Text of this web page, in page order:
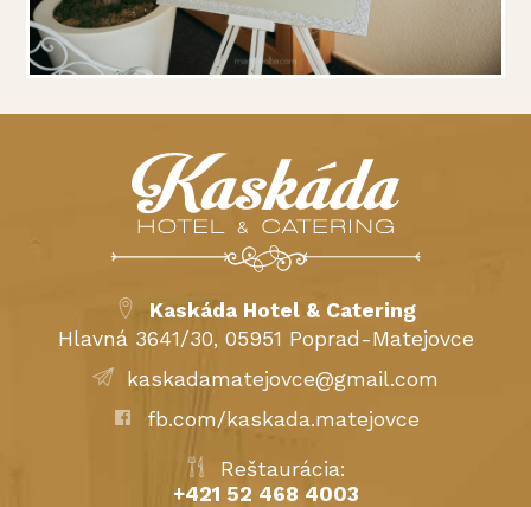
Kaskáda Hotel & Catering
Hlavná 3641/30, 05951 Poprad-Matejovce
kaskadamatejovce@gmail.com
fb.com/kaskada.matejovce
Reštaurácia:
+421 52 468 4003